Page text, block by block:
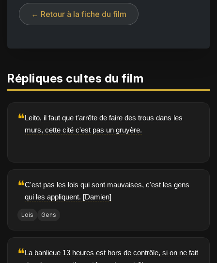
← Retour à la fiche du film
Répliques cultes du film
❝Leito, il faut que t'arrête de faire des trous dans les
murs, cette cité c'est pas un gruyère.
❝C'est pas les lois qui sont mauvaises, c'est les gens
qui les appliquent. [Damien]
Lois Gens
❝La banlieue 13 heures est hors de contrôle, si on ne fait